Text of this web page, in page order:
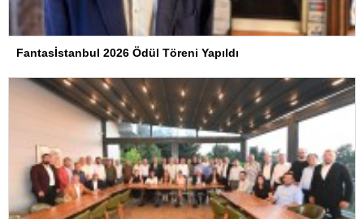
Fantasİstanbul 2026 Ödül Töreni Yapıldı